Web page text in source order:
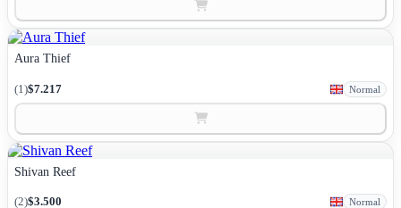
Aura Thief
(1)$7.217 Normal
Shivan Reef
(2)$3.500 Normal